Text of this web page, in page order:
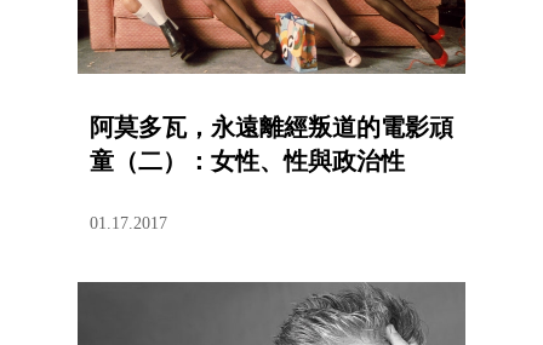
阿莫多瓦，永遠離經叛道的電影頑
童（二）：女性、性與政治性
01.17.2017